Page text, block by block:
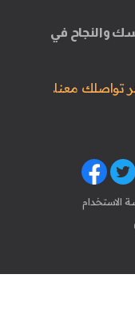
والنجاح في
تواصلك معنا.
الاستخدام